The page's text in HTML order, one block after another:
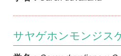
イトスゲ
学名：